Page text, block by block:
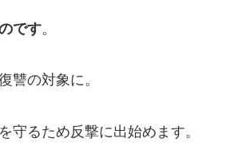
です。
讐の対象に。
守るため反撃に出始めます。